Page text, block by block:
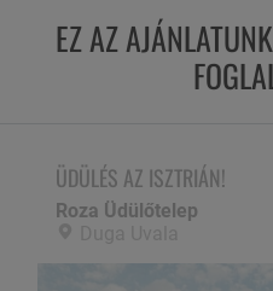
EZ AZ
ÜDÜLÉS AZ ISZTRIÁN!
Roza Üdülőtelep